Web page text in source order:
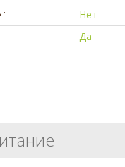
: Нет
Да